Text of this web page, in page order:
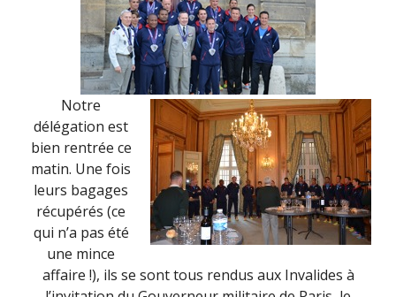
Notre
délégation est
bien rentrée ce
matin. Une fois
leurs bagages
récupérés (ce
qui n’a pas été
une mince
affaire !), ils se sont tous rendus aux Invalides à